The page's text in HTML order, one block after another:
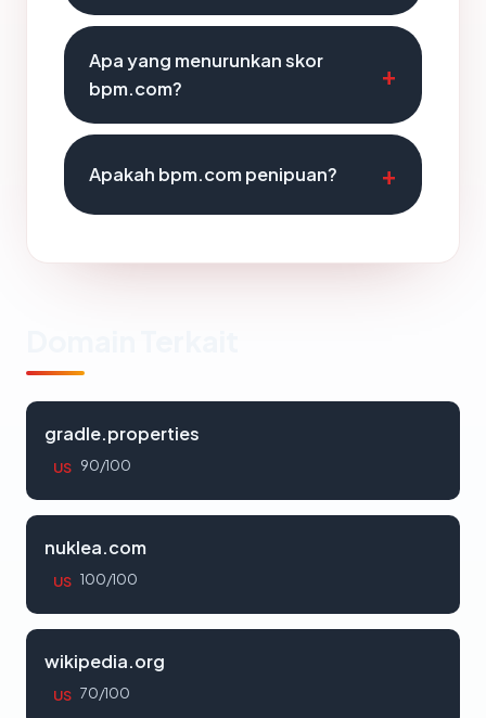
Apa yang menurunkan skor
bpm.com?
Apakah bpm.com penipuan?
gradle.properties
US 90/100
nuklea.com
US 100/100
wikipedia.org
US 70/100